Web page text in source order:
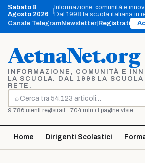
Vai
contenuto
Sabato 8
Agosto 2026
Informazione, comunità e
Dal 1998 la scuola italiana in
Canale TelegramNewsletter Registrati
AetnaNet.org
INFORMAZIONE, COMUNITÀ E
LA SCUOLA. DAL 1998 LA SCUOLA
RETE.
⌕
Cerca
9.786 utenti registrati · 704 mln di pagine viste
Home Dirigenti Scolastici